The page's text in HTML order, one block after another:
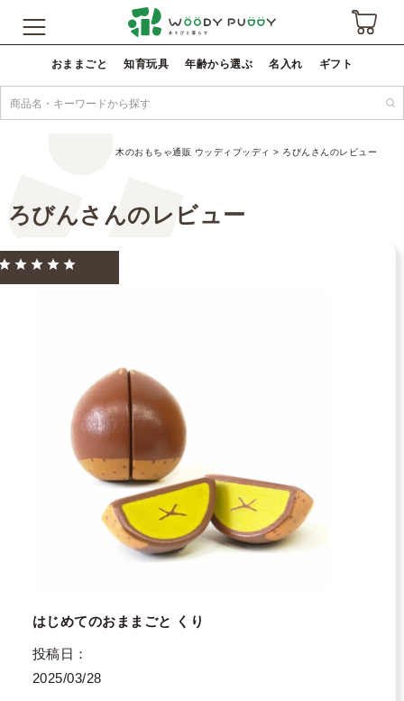
おままごと 知育玩具 年齢から選ぶ 名入れ ギフト
木のおもちゃ通販 ウッディプッディ ろびんさんのレビュー
ろびんさんのレビュー
はじめてのおままごと くり
投稿日
2025/03/28